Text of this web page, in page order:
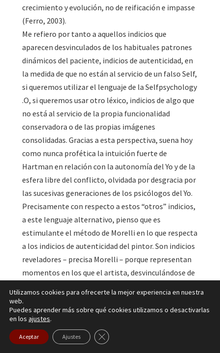
crecimiento y evolución, no de reificación e impasse
(Ferro, 2003).
Me refiero por tanto a aquellos indicios que
aparecen desvinculados de los habituales patrones
dinámicos del paciente, indicios de autenticidad, en
la medida de que no están al servicio de un falso Self,
si queremos utilizar el lenguaje de la Selfpsychology
.O, si queremos usar otro léxico, indicios de algo que
no está al servicio de la propia funcionalidad
conservadora o de las propias imágenes
consolidadas. Gracias a esta perspectiva, suena hoy
como nunca profética la intuición fuerte de
Hartman en relación con la autonomía del Yo y de la
esfera libre del conflicto, olvidada por desgracia por
las sucesivas generaciones de los psicólogos del Yo.
Precisamente con respecto a estos “otros” indicios,
a este lenguaje alternativo, pienso que es
estimulante el método de Morelli en lo que respecta
a los indicios de autenticidad del pintor. Son indicios
reveladores – precisa Morelli – porque representan
momentos en los que el artista, desvinculándose de
pertenece, recurre a expresiones personales “que se
le escapan, sin que se dé cuenta” (Morelli, 1897, pág.
71, subrayado del autor).
¿Y no es exactamente este el trabajo que hace el
Utilizamos cookies para ofrecerte la mejor experiencia en nuestra
web.
Puedes aprender más sobre qué cookies utilizamos o desactivarlas
en los ajustes.
Aceptar Ajustes Cerrar el banner de cookies RGPD